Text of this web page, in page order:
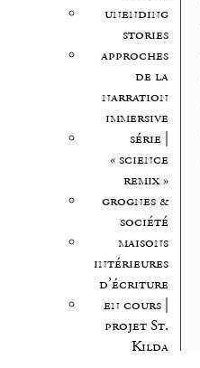
unending
stories
approches
de la
narration
immersive
série |
« science
remix »
grognes &
société
maisons
intérieures
d’écriture
en cours |
projet St.
Kilda